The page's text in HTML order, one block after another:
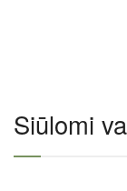
Siūlomi